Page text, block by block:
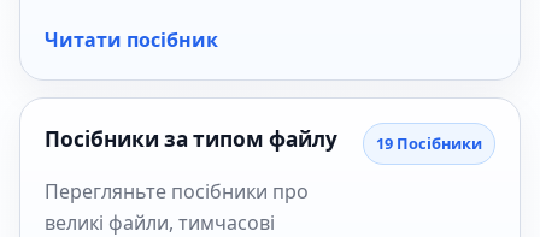
Читати посібник
Посібники за типом файлу
Перегляньте посібники про
великі файли, тимчасові
19 Посібники